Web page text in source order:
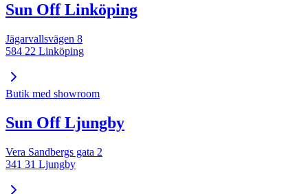
Sun Off Linköping
Jägarvallsvägen 8
584 22 Linköping
Butik med showroom
Sun Off Ljungby
Vera Sandbergs gata 2
341 31 Ljungby